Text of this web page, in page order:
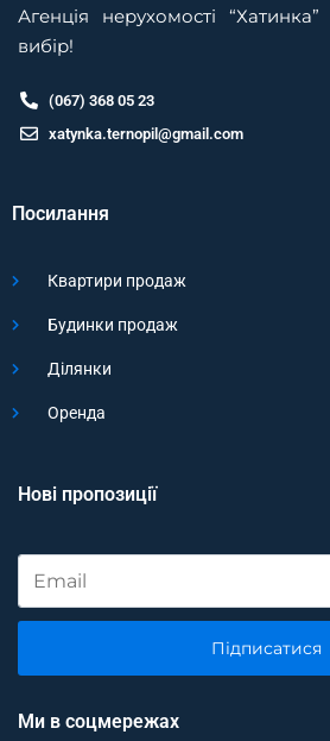
Агенція нерухомості
вибір!
(067) 368 05 23
xatynka.ternopil@gmail.com
Посилання
Квартири продаж
Будинки продаж
Ділянки
Оренда
Нові пропозиції
Підписатися
Ми в соцмережах